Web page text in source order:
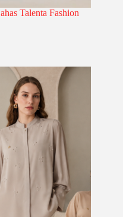
Talenta Fashion